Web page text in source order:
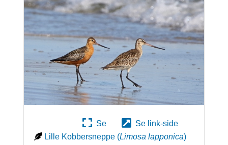
Se
Se link-side
Lille Kobbersneppe (Limosa lapponica)